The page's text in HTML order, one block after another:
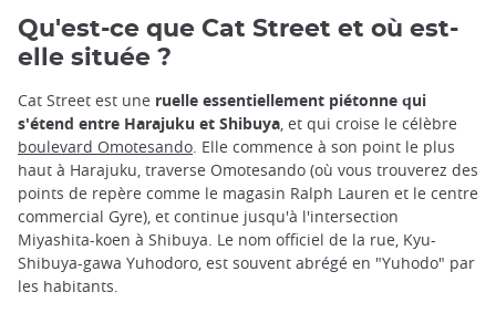
Qu'est-ce que Cat Street et où est-
elle située ?
Cat Street est une ruelle essentiellement piétonne qui
s'étend entre Harajuku et Shibuya, et qui croise le célèbre
boulevard Omotesando. Elle commence à son point le plus
haut à Harajuku, traverse Omotesando (où vous trouverez des
points de repère comme le magasin Ralph Lauren et le centre
commercial Gyre), et continue jusqu'à l'intersection
Miyashita-koen à Shibuya. Le nom officiel de la rue, Kyu-
Shibuya-gawa Yuhodoro, est souvent abrégé en "Yuhodo" par
les habitants.